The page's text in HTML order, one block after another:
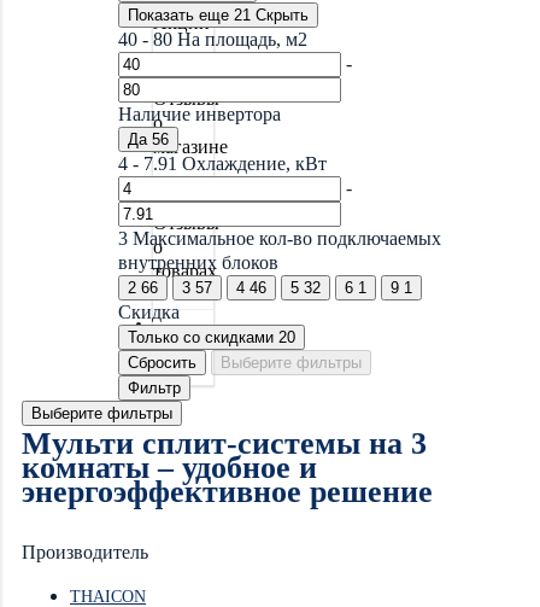
Акции
Отзывы
о
магазине
Отзывы
о
товарах
Блог
Показать еще 21 Скрыть
40 - 80 На площадь, м2
-
Наличие инвертора
Да 56
4 - 7.91 Охлаждение, кВт
-
3 Максимальное кол-во подключаемых
внутренних блоков
2 66 3 57 4 46 5 32 6 1 9 1
Скидка
Только со cкидками 20
Сбросить
Выберите фильтры
Фильтр
Выберите фильтры
Мульти сплит-системы на 3
комнаты – удобное и
энергоэффективное решение
Производитель
THAICON